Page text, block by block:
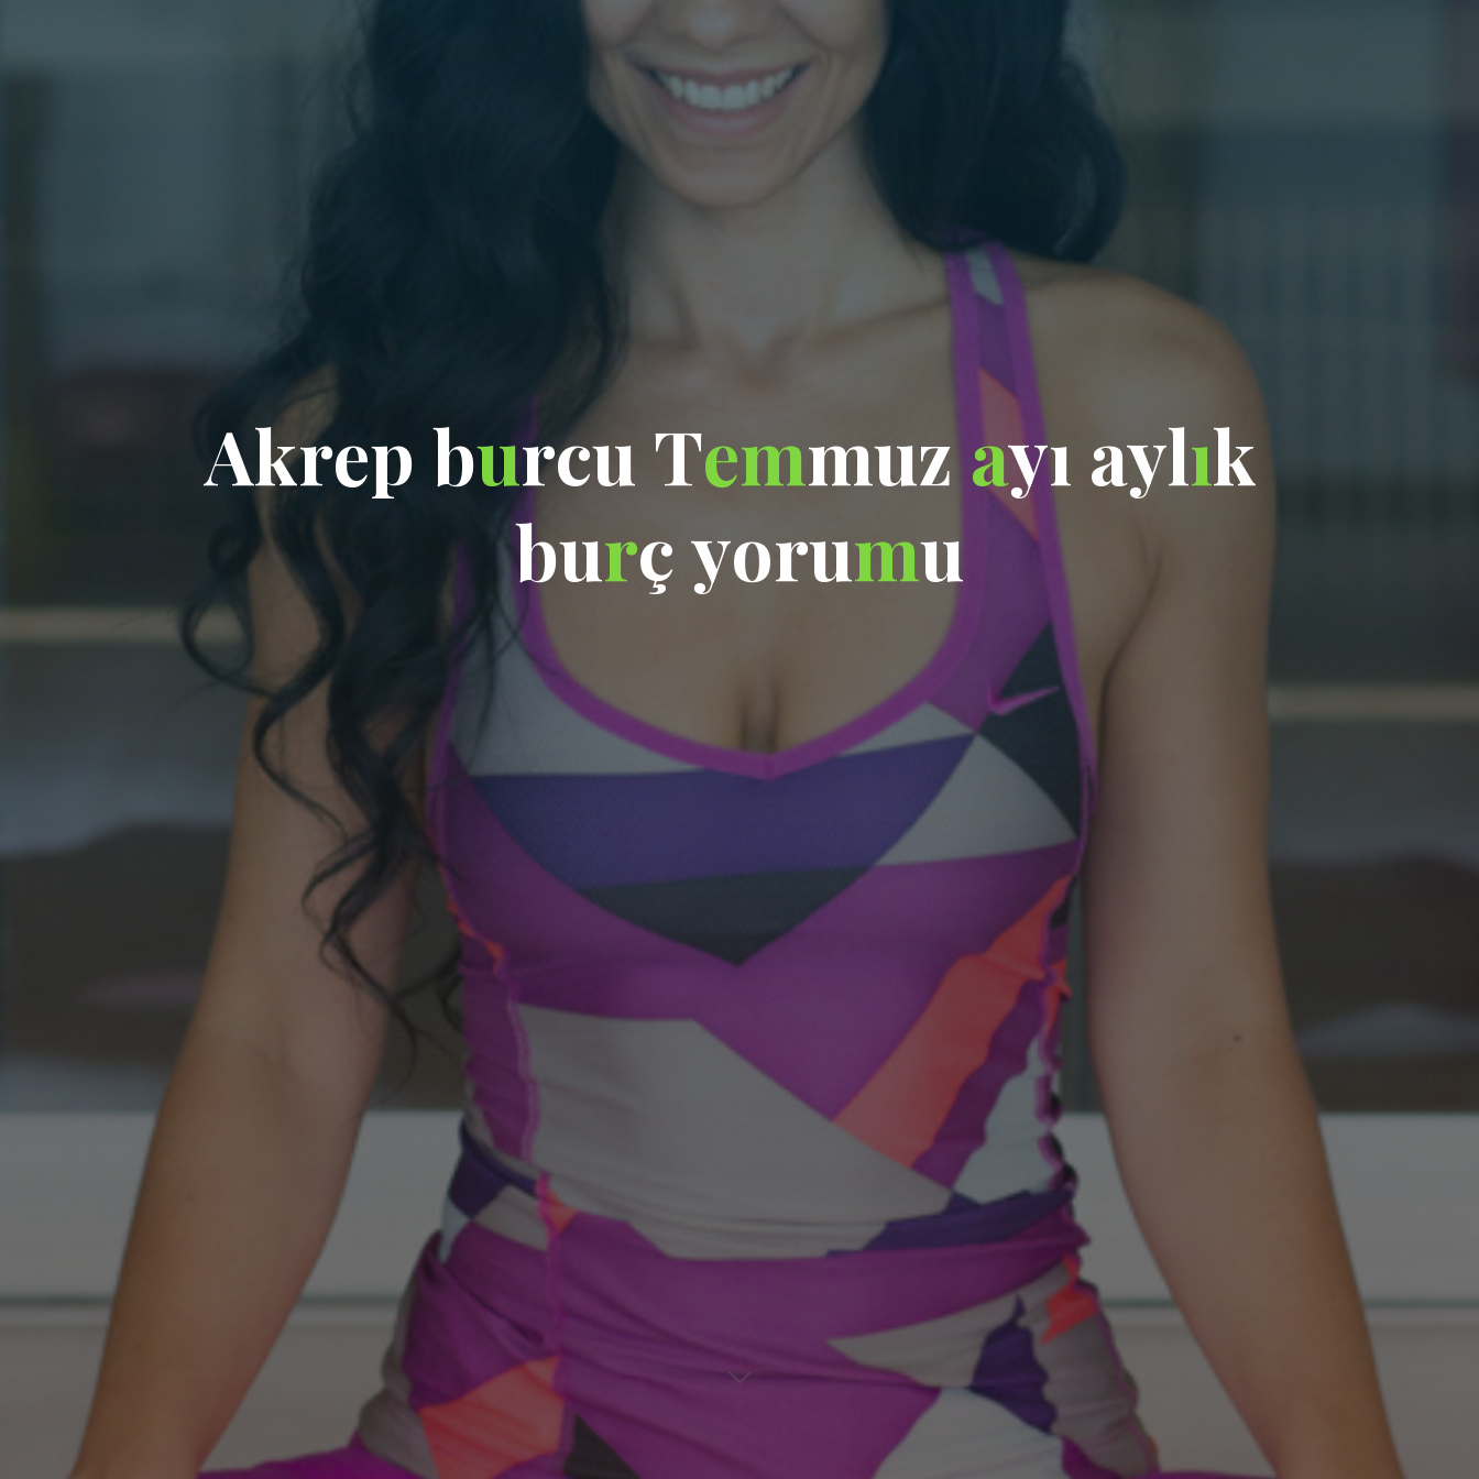
Akrep burcu Temmuz ayı aylık
burç yorumu